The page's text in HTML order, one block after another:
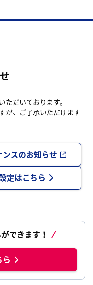
ただいております。
が、ご了承いただけます
スのお知らせ
定はこちら
できます！
ら